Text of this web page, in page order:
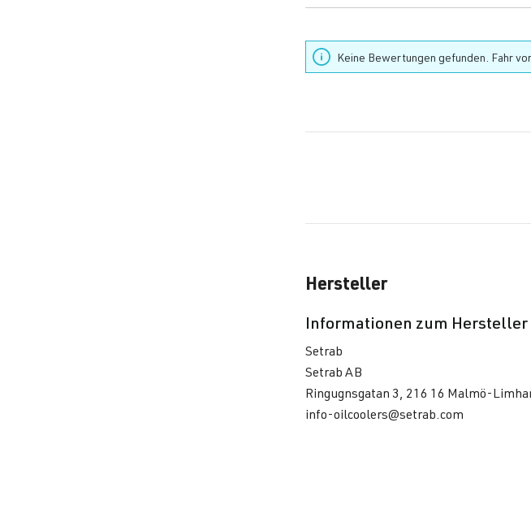
Keine Bewertungen gefunden. Fahr
Hersteller
Informationen zum Hersteller
Setrab
Setrab AB
Ringugnsgatan 3, 216 16 Malmö-
info-oilcoolers@setrab.com